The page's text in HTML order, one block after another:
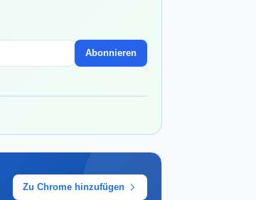
Abonnieren
Zu Chrome hinzufügen